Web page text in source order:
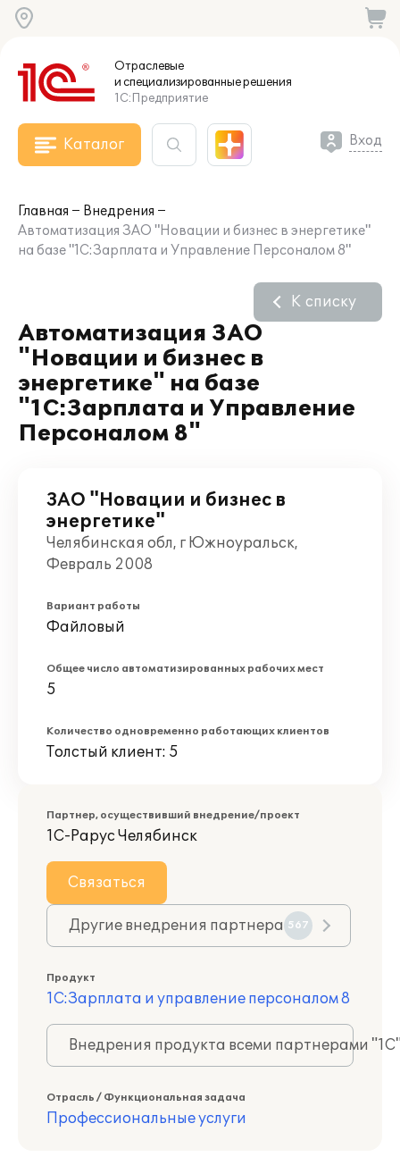
Отраслевые
и специализированныерешения
1С:Предприятие
Каталог Вход
Главная
Внедрения
Автоматизация ЗАО "Новации и бизнес в энергетике"
на базе "1С:Зарплата и Управление Персоналом 8"
Автоматизация ЗАО
"Новации и бизнес в
энергетике" на базе
"1С:Зарплата и Управление
Персоналом 8"
К списку
ЗАО "Новации и бизнес в
энергетике"
Челябинская обл, г Южноуральск,
Февраль 2008
Вариант работы
Файловый
Общее число автоматизированных рабочих мест
5
Количество одновременно работающих клиентов
Толстый клиент: 5
Партнер, осуществивший внедрение/проект
1С-Рарус Челябинск
Связаться
Другие внедрения партнера 567
Продукт
1С:Зарплата и управление персоналом 8
Внедрения продукта всеми партнерами
Отрасль / Функциональная задача
Профессиональные услуги